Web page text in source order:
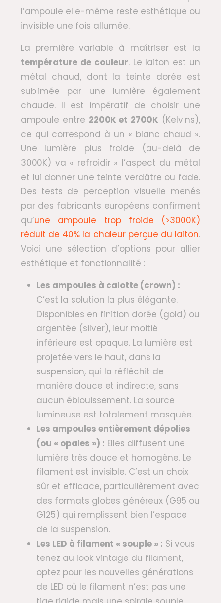
l’ampoule elle-même reste esthétique ou
invisible une fois allumée.
La première variable à maîtriser est la
température de couleur. Le laiton est un
métal chaud, dont la teinte dorée est
sublimée par une lumière également
chaude. Il est impératif de choisir une
ampoule entre 2200K et 2700K (Kelvins),
ce qui correspond à un « blanc chaud ».
Une lumière plus froide (au-delà de
3000K) va « refroidir » l’aspect du métal
et lui donner une teinte verdâtre ou fade.
Des tests de perception visuelle menés
par des fabricants européens confirment
qu’une ampoule trop froide (>3000K)
réduit de 40% la chaleur perçue du laiton.
Voici une sélection d’options pour allier
esthétique et fonctionnalité :
Les ampoules à calotte (crown) :
C’est la solution la plus élégante.
Disponibles en finition dorée (gold) ou
argentée (silver), leur moitié
inférieure est opaque. La lumière est
projetée vers le haut, dans la
suspension, qui la réfléchit de
manière douce et indirecte, sans
aucun éblouissement. La source
lumineuse est totalement masquée.
Les ampoules entièrement dépolies
(ou « opales ») : Elles diffusent une
lumière très douce et homogène. Le
filament est invisible. C’est un choix
sûr et efficace, particulièrement avec
des formats globes généreux (G95 ou
G125) qui remplissent bien l’espace
de la suspension.
Les LED à filament « souple » : Si vous
tenez au look vintage du filament,
optez pour les nouvelles générations
de LED où le filament n’est pas une